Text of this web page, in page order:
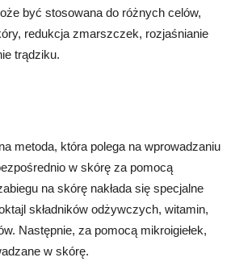
być stosowana do różnych celów,
redukcja zmarszczek, rozjaśnianie
trądziku.
metoda, która polega na wprowadzaniu
w skórę za pomocą
na skórę nakłada się specjalne
składników odżywczych, witamin,
Następnie, za pomocą mikroigiełek,
w skórę.